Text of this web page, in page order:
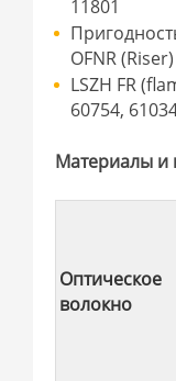
11801
OFNR (Riser)
LSZH FR
60754,
Материалы и
Оптическое
волокно